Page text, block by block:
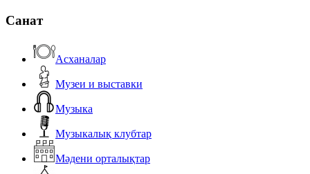
Санат
Асханалар
Музеи и выставки
Музыка
Музыкалық клубтар
Мәдени орталықтар